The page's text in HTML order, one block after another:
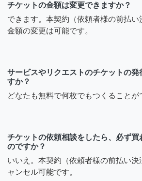
チケットの金額は変更できますか？
できます。本契約（依頼者様の前払い
金額の変更は可能です。
サービスやリクエストのチケットの発
すか？
どなたも無料で何枚でもつくることが
チケットの依頼相談をしたら、必ず買
のですか？
いいえ。本契約（依頼者様の前払い決
ャンセル可能です。